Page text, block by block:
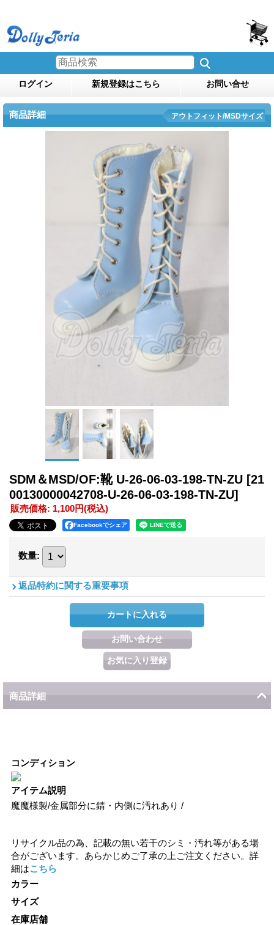
ログイン 新規登録はこちら お問い合せ
商品詳細 アウトフィット/MSDサイズ
SDM＆MSD/OF:靴 U-26-06-03-198-TN-ZU [21
00130000042708-U-26-06-03-198-TN-ZU]
販売価格: 1,100円(税込)
Facebookでシェア
数量:
返品特約に関する重要事項
商品詳細
コンディション
アイテム説明
魔魔様製/金属部分に錆・内側に汚れあり /
リサイクル品の為、記載の無い若干のシミ・汚れ等がある場
合がございます。あらかじめご了承の上ご注文ください。詳
細はこちら
カラー
サイズ
在庫店舗